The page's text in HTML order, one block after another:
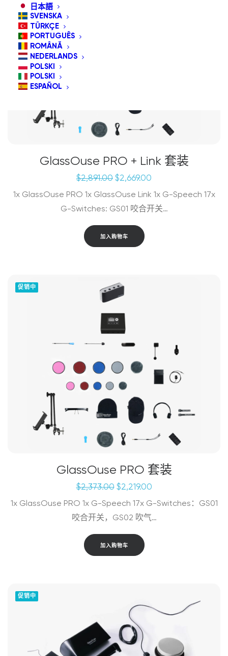
日本語
SVENSKA
TÜRKÇE
PORTUGUÊS
ROMÂNĂ
NEDERLANDS
POLSKI
POLSKI
ESPAÑOL
GlassOuse PRO + Link 套装
$2,891.00 原
为：
$2,891.00。
$2,669.00
价
格
1x GlassOuse PRO 1x GlassOuse Link 1x G-Speech 17x
G-Switches: GS01 咬合开关…
加入购物车
促销中
GlassOuse PRO 套装
$2,373.00 原
为：
$2,373.00。
$2,219.00当
价
格
1x GlassOuse PRO 1x G-Speech 17x G-Switches：GS01
咬合开关，GS02 吹气…
加入购物车
促销中